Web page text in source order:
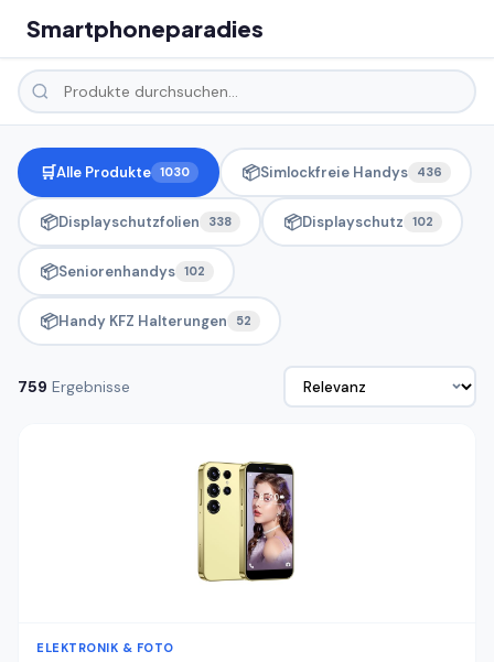
Smartphoneparadies
🛒Alle Produkte 1030 📦Simlockfreie Handys 436
📦Displayschutzfolien 338 📦Displayschutz 102
📦Seniorenhandys 102
📦Handy KFZ Halterungen 52
759 Ergebnisse
ELEKTRONIK & FOTO